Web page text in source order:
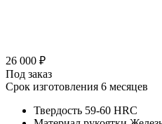
26 000 ₽
Под заказ
Срок изготовления 6 месяцев
Твердость 59-60 HRC